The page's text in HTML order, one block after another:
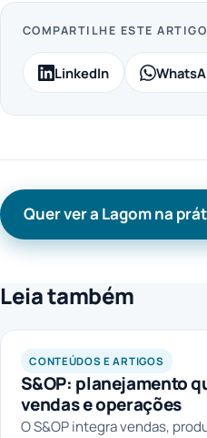
COMPARTILHE ESTE ARTIGO
LinkedIn
Quer ver a Lagom na
Leia também
CONTEÚDOS E ARTIGOS
S&OP: planejamento
vendas e operações
O S&OP integra vendas,